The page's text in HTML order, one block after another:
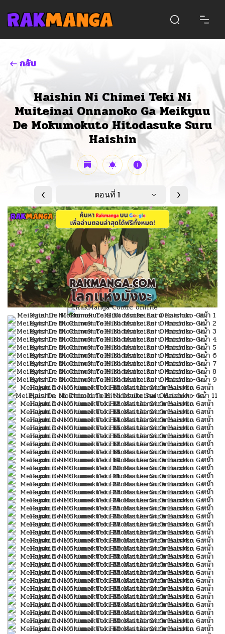
กลับ
Haishin Ni Chimei Teki Ni
Muiteinai Onnanoko Ga Meikyuu
De Mokumokuto Hitodasuke Suru
Haishin
ตอนที่ 1